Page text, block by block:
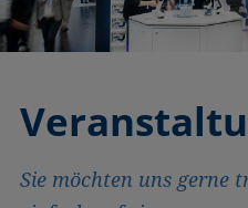
Sie möchten uns gerne